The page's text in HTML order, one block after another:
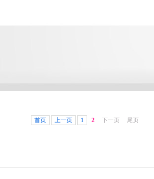
首页 上一页 1 2 下一页 尾页